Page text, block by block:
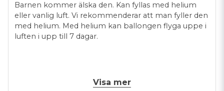
Barnen kommer älska den. Kan fyllas med helium
eller vanlig luft. Vi rekommenderar att man fyller den
med helium. Med helium kan ballongen flyga uppe i
luften i upp till 7 dagar.
Visa mer